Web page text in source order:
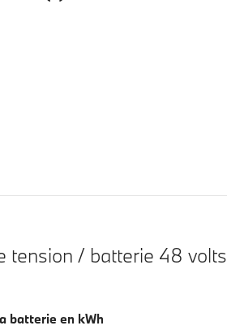
tension / batterie 48 volts
batterie en kWh